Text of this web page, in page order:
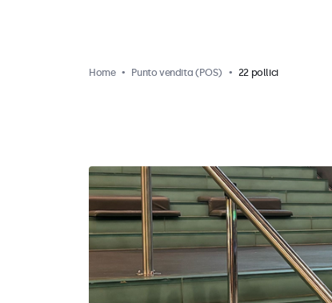
Home Punto vendita (POS) 22 pollici